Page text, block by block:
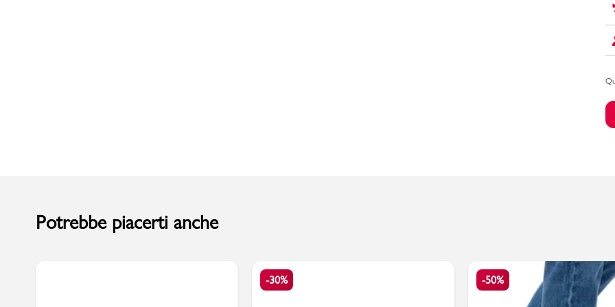
Potrebbe piacerti anche
-30% -50%